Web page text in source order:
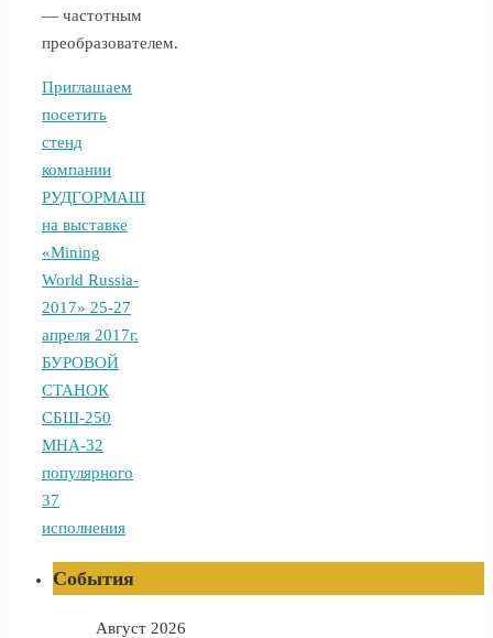
— частотным
преобразователем.
Приглашаем
посетить
стенд
компании
РУДГОРМАШ
на выставке
«Mining
World Russia-
2017» 25-27
апреля 2017г.
БУРОВОЙ
СТАНОК
СБШ-250
МНА-32
популярного
37
исполнения
События
Август 2026